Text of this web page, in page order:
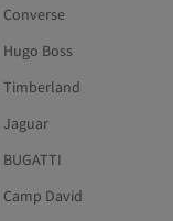
Converse
Hugo Boss
Timberland
Jaguar
BUGATTI
Camp David